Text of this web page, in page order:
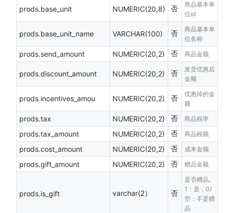
prods.base_unit NUMERIC(20,8) 否
商品基本单
位id
prods.base_unit_name VARCHAR(100) 否
商品基本单
位名称
prods.send_amount NUMERIC(20,2) 否 商品金额
prods.discount_amount NUMERIC(20,2) 否
发货优惠后
金额
prods.incentives_amou NUMERIC(20,2) 否
优惠掉的金
额
prods.tax NUMERIC(20,2) 否 商品税率
prods.tax_amount NUMERIC(20,2) 否 商品税额
prods.cost_amount NUMERIC(20,2) 否 成本金额
prods.gift_amount NUMERIC(20,2) 否 赠品金额
prods.is_gift varchar(2） 否
是否赠品。
1：是，0/
空：不是赠
品